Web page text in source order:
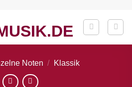
Noten / Klassik